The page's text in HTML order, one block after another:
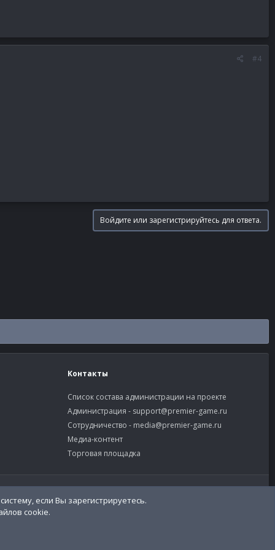
#4
Войдите или зарегистрируйтесь для ответа.
Контакты
Список состава администрации на проекте
Администрация - support@premier-game.ru
Сотрудничество - media@premier-game.ru
Медиа-контент
Торговая площадка
и правила Политика конфиденциальности